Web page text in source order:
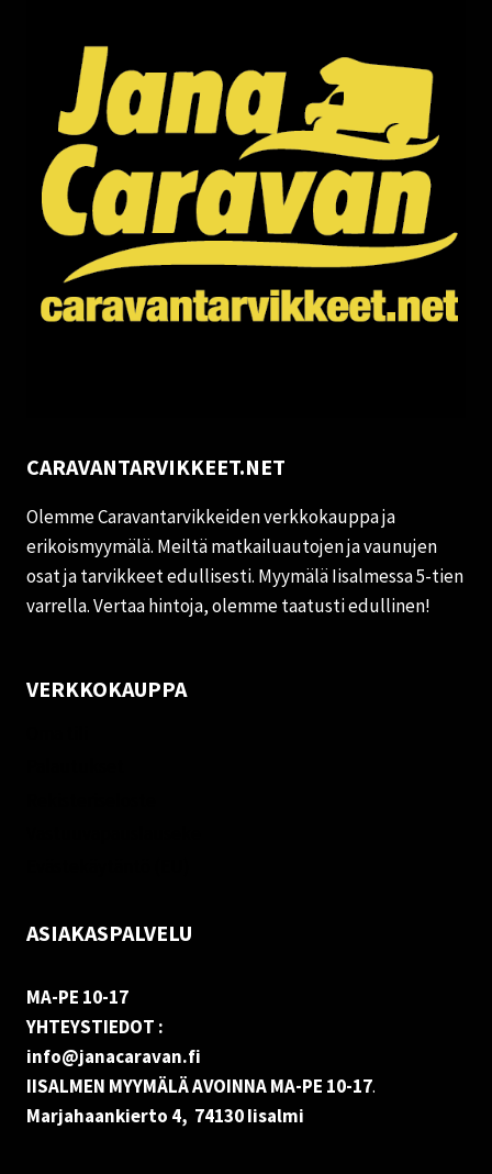
CARAVANTARVIKKEET.NET
Olemme Caravantarvikkeiden verkkokauppa ja
erikoismyymälä. Meiltä matkailuautojen ja vaunujen
osat ja tarvikkeet edullisesti. Myymälä Iisalmessa 5-tien
varrella. Vertaa hintoja, olemme taatusti edullinen!
VERKKOKAUPPA
ASIAKASPALVELU
MA-PE 10-17
YHTEYSTIEDOT :
info@janacaravan.fi
IISALMEN MYYMÄLÄ AVOINNA MA-PE 10-17.
Marjahaankierto 4, 74130 Iisalmi